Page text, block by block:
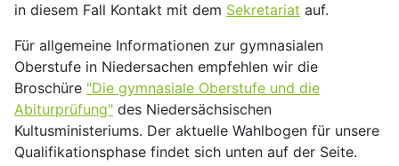
in diesem Fall Kontakt mit dem Sekretariat auf.
Für allgemeine Informationen zur gymnasialen
Oberstufe in Niedersachen empfehlen wir die
Broschüre "Die gymnasiale Oberstufe und die
Abiturprüfung" des Niedersächsischen
Kultusministeriums. Der aktuelle Wahlbogen für unsere
Qualifikationsphase findet sich unten auf der Seite.